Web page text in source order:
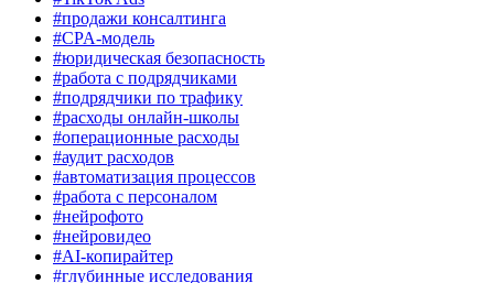
#продажи консалтинга
#CPA-модель
#юридическая безопасность
#работа с подрядчиками
#подрядчики по трафику
#расходы онлайн-школы
#операционные расходы
#аудит расходов
#автоматизация процессов
#работа с персоналом
#нейрофото
#нейровидео
#AI-копирайтер
#глубинные исследования